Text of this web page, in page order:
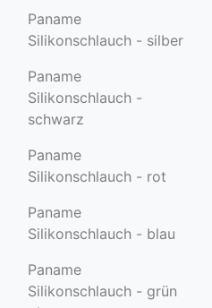
Paname
Silikonschlauch - silber
Paname
Silikonschlauch -
schwarz
Paname
Silikonschlauch - rot
Paname
Silikonschlauch - blau
Paname
Silikonschlauch - grün